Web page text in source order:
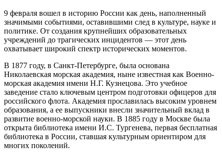
9 февраля вошел в историю России как день, наполненный
значимыми событиями, оставившими след в культуре, науке и
политике. От создания крупнейших образовательных
учреждений до трагических инцидентов — этот день
охватывает широкий спектр исторических моментов.
В 1877 году, в Санкт-Петербурге, была основана
Николаевская морская академия, ныне известная как Военно-
морская академия имени Н.Г. Кузнецова. Это учебное
заведение стало ключевым центром подготовки офицеров для
российского флота. Академия прославилась высоким уровнем
образования, а ее выпускники внесли значительный вклад в
развитие военно-морской науки. В 1885 году в Москве была
открыта библиотека имени И.С. Тургенева, первая бесплатная
библиотека в России, ставшая культурным ориентиром для
многих поколений.